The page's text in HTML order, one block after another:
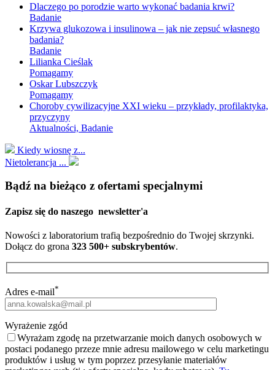
Dlaczego po porodzie warto wykonać badania krwi?
Badanie
Krzywa glukozowa i insulinowa – jak nie zepsuć własnego
badania?
Badanie
Lilianka Cieślak
Pomagamy
Oskar Lubszczyk
Pomagamy
Choroby cywilizacyjne XXI wieku – przykłady, profilaktyka,
przyczyny
Aktualności, Badanie
Kiedy wiosnę z...
Nietolerancja ...
Bądź na bieżąco z ofertami specjalnymi
Zapisz się do naszego newsletter'a
Nowości z laboratorium trafią bezpośrednio do Twojej skrzynki.
Dołącz do grona 323 500+ subskrybentów.
Adres e-mail*
Wyrażenie zgód
Wyrażam zgodę na przetwarzanie moich danych osobowych w
postaci podanego przeze mnie adresu mailowego w celu marketingu
produktów i usług w tym poprzez przesyłanie materiałów